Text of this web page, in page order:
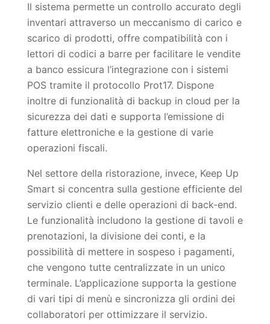
Il sistema permette un controllo accurato degli
inventari attraverso un meccanismo di carico e
scarico di prodotti, offre compatibilità con i
lettori di codici a barre per facilitare le vendite
a banco essicura l’integrazione con i sistemi
POS tramite il protocollo Prot17. Dispone
inoltre di funzionalità di backup in cloud per la
sicurezza dei dati e supporta l’emissione di
fatture elettroniche e la gestione di varie
operazioni fiscali.
Nel settore della ristorazione, invece, Keep Up
Smart si concentra sulla gestione efficiente del
servizio clienti e delle operazioni di back-end.
Le funzionalità includono la gestione di tavoli e
prenotazioni, la divisione dei conti, e la
possibilità di mettere in sospeso i pagamenti,
che vengono tutte centralizzate in un unico
terminale. L’applicazione supporta la gestione
di vari tipi di menù e sincronizza gli ordini dei
collaboratori per ottimizzare il servizio.